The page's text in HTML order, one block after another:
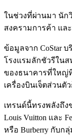
ในช่วงที่ผ่านมา นัก
สงครามการค้า แล
ข้อมูลจาก CoStar
โรงแรมลักชัวรีในส
ของธนาคารที่ใหญ่ที่
เครื่องบินเจ็ตส่วนตั
เทรนด์นี้ทรงพลังถึง
Louis Vuitton และ
หรือ Burberry กับกลุ่